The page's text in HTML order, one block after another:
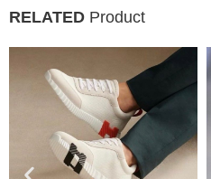
RELATED Product